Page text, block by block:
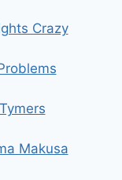
Crazy
Makusa